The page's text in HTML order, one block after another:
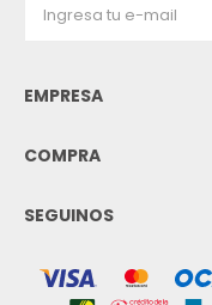
EMPRESA
COMPRA
SEGUINOS